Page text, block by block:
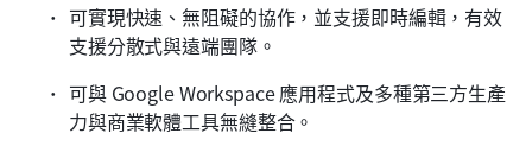
可實現快速、無阻礙的協作，並支援即時編輯，有效
支援分散式與遠端團隊。
可與 Google Workspace 應用程式及多種第三方生產
力與商業軟體工具無縫整合。